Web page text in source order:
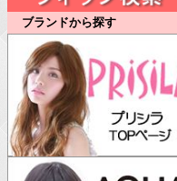
ブランドから探す